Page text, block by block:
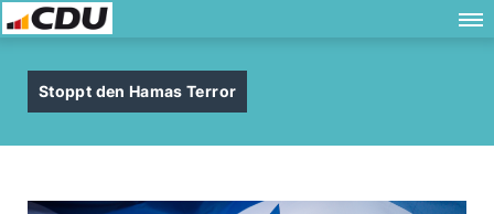
Stoppt den Hamas Terror